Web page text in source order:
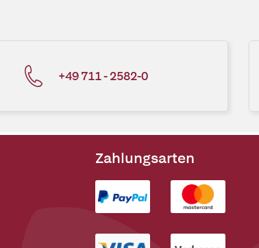
+49 711 - 2582-0
Zahlungsarten